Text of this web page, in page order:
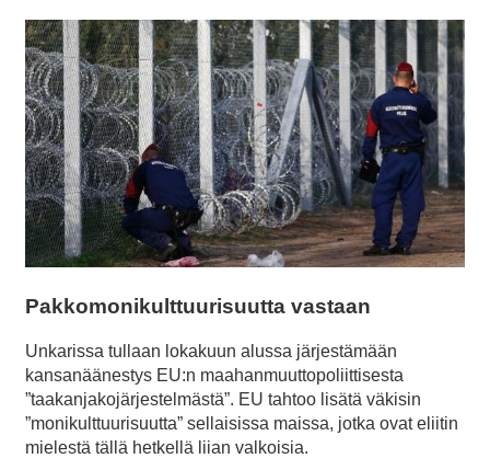
Pakkomonikulttuurisuutta vastaan
Unkarissa tullaan lokakuun alussa järjestämään
kansanäänestys EU:n maahanmuuttopoliittisesta
”taakanjakojärjestelmästä”. EU tahtoo lisätä väkisin
”monikulttuurisuutta” sellaisissa maissa, jotka ovat eliitin
mielestä tällä hetkellä liian valkoisia.